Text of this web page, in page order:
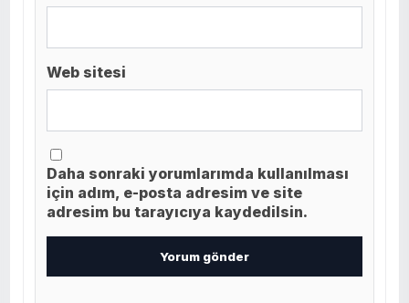
Web sitesi
Daha sonraki yorumlarımda kullanılması
için adım, e-posta adresim ve site
adresim bu tarayıcıya kaydedilsin.